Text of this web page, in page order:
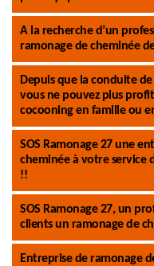
A la recherche d’un
ramonage de cheminée
Depuis que la conduite
vous ne pouvez plus
cocooning en famille ou
SOS Ramonage 27 une
cheminée à votre service
!!
SOS Ramonage 27, un
clients un ramonage de
Entreprise de ramonage